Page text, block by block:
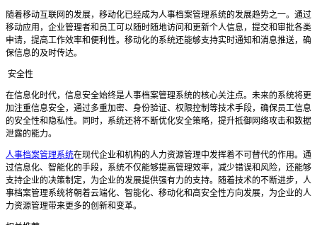
随着移动互联网的发展，移动化已经成为人事档案管理系统的发展趋势之一。通过
移动应用，企业管理者和员工可以随时随地访问和更新个人信息，提交和审批各类
申请，提高工作效率和便利性。移动化的系统还能够支持实时通知和消息推送，确
保信息的及时传达。
安全性
在信息化时代，信息安全始终是人事档案管理系统的核心关注点。未来的系统将更
加注重信息安全，通过多重加密、身份验证、权限控制等技术手段，确保员工信息
的安全性和隐私性。同时，系统还将不断优化安全策略，提升抵御网络攻击和数据
泄露的能力。
人事档案管理系统在现代企业和机构的人力资源管理中发挥着不可替代的作用。通
过信息化、智能化的手段，系统不仅能够提高管理效率，减少错误和风险，还能够
支持企业的决策制定，为企业的发展提供强有力的支持。随着技术的不断进步，人
事档案管理系统将朝着云端化、智能化、移动化和高安全性方向发展，为企业的人
力资源管理带来更多的创新和变革。